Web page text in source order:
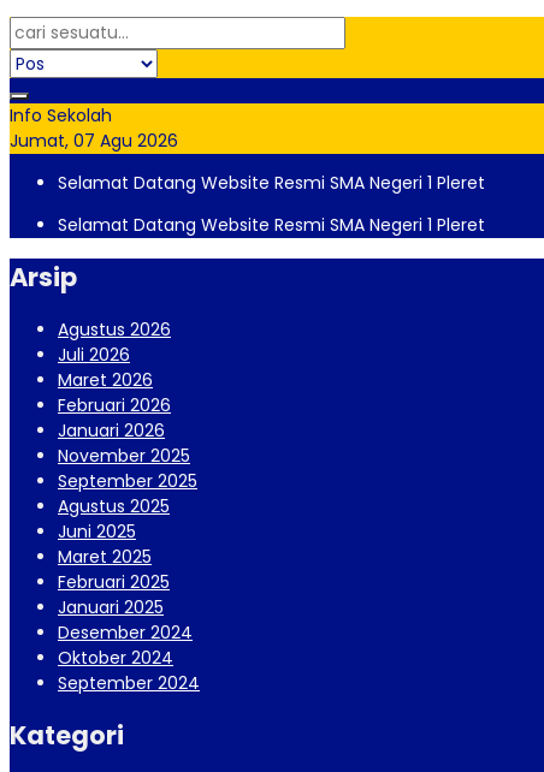
Info Sekolah
Jumat, 07 Agu 2026
Selamat Datang Website Resmi SMA Negeri 1 Pleret
Selamat Datang Website Resmi SMA Negeri 1 Pleret
Arsip
Agustus 2026
Juli 2026
Maret 2026
Februari 2026
Januari 2026
November 2025
September 2025
Agustus 2025
Juni 2025
Maret 2025
Februari 2025
Januari 2025
Desember 2024
Oktober 2024
September 2024
Kategori